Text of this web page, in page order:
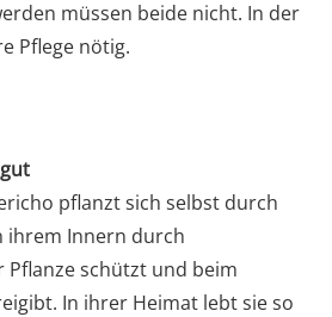
müssen beide nicht. In der
Pflege nötig.
pflanzt sich selbst durch
ihrem Innern durch
schützt und beim
In ihrer Heimat lebt sie so